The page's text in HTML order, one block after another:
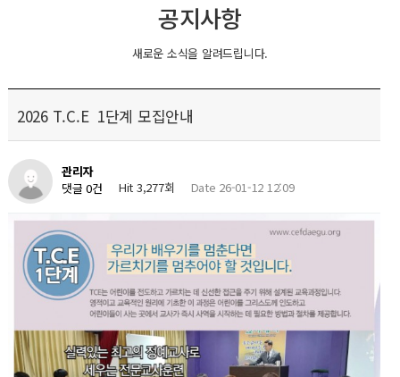
공지사항
새로운 소식을 알려드립니다.
2026 T.C.E 1단계 모집안내
관리자
댓글 0건
Hit 3,277회 Date 26-01-12 12:09